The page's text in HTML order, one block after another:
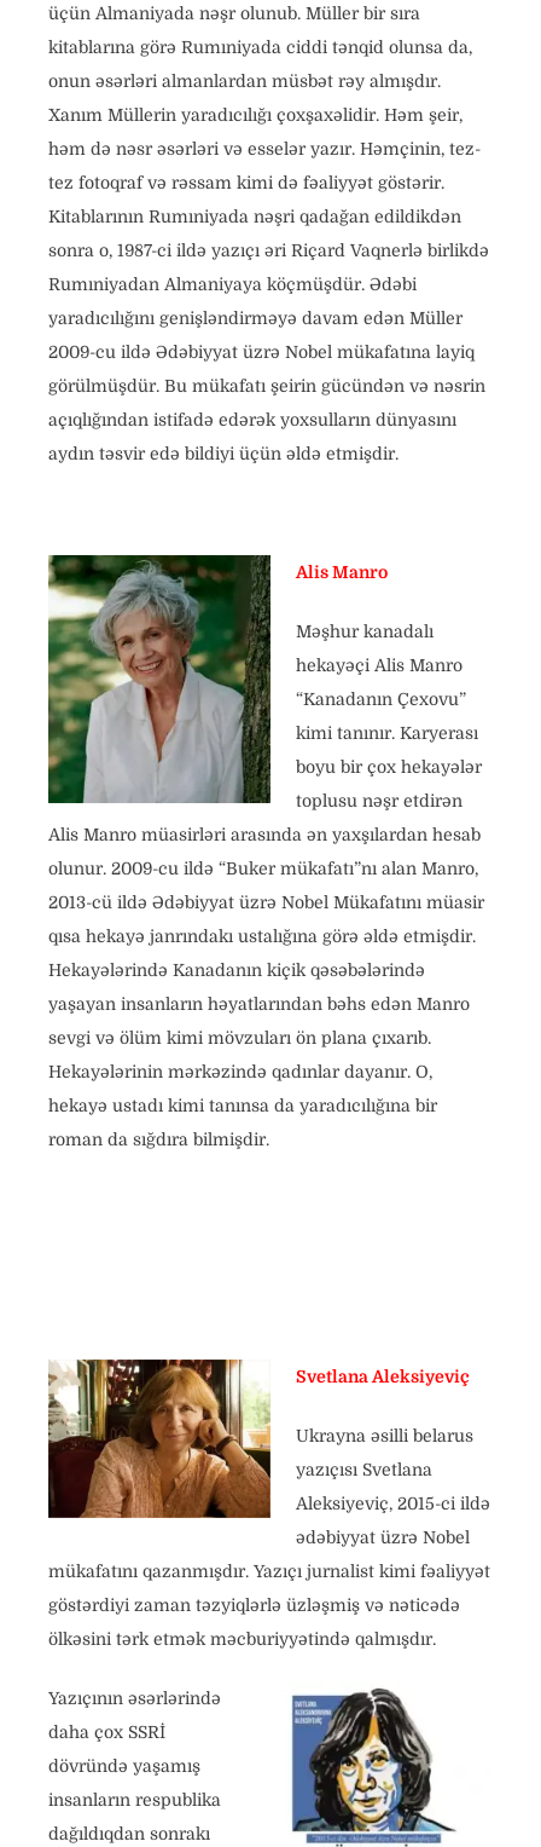
üçün Almaniyada nəşr olunub. Müller bir sıra
kitablarına görə Rumıniyada ciddi tənqid olunsa da,
onun əsərləri almanlardan müsbət rəy almışdır.
Xanım Müllerin yaradıcılığı çoxşaxəlidir. Həm şeir,
həm də nəsr əsərləri və esselər yazır. Həmçinin, tez-
tez fotoqraf və rəssam kimi də fəaliyyət göstərir.
Kitablarının Rumıniyada nəşri qadağan edildikdən
sonra o, 1987-ci ildə yazıçı əri Riçard Vaqnerlə birlikdə
Rumıniyadan Almaniyaya köçmüşdür. Ədəbi
yaradıcılığını genişləndirməyə davam edən Müller
2009-cu ildə Ədəbiyyat üzrə Nobel mükafatına layiq
görülmüşdür. Bu mükafatı şeirin gücündən və nəsrin
açıqlığından istifadə edərək yoxsulların dünyasını
aydın təsvir edə bildiyi üçün əldə etmişdir.
Alis Manro
Məşhur kanadalı
hekayəçi Alis Manro
“Kanadanın Çexovu”
kimi tanınır. Karyerası
boyu bir çox hekayələr
toplusu nəşr etdirən
Alis Manro müasirləri arasında ən yaxşılardan hesab
olunur. 2009-cu ildə “Buker mükafatı”nı alan Manro,
2013-cü ildə Ədəbiyyat üzrə Nobel Mükafatını müasir
qısa hekayə janrındakı ustalığına görə əldə etmişdir.
Hekayələrində Kanadanın kiçik qəsəbələrində
yaşayan insanların həyatlarından bəhs edən Manro
sevgi və ölüm kimi mövzuları ön plana çıxarıb.
Hekayələrinin mərkəzində qadınlar dayanır. O,
hekayə ustadı kimi tanınsa da yaradıcılığına bir
roman da sığdıra bilmişdir.
Svetlana Aleksiyeviç
Ukrayna əsilli belarus
yazıçısı Svetlana
Aleksiyeviç, 2015-ci ildə
ədəbiyyat üzrə Nobel
mükafatını qazanmışdır. Yazıçı jurnalist kimi fəaliyyət
göstərdiyi zaman təzyiqlərlə üzləşmiş və nəticədə
ölkəsini tərk etmək məcburiyyətində qalmışdır.
Yazıçının əsərlərində
daha çox SSRİ
dövründə yaşamış
insanların respublika
dağıldıqdan sonrakı